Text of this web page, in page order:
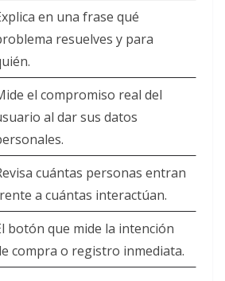
en una frase qué
resuelves y para
el compromiso real del
al dar sus datos
cuántas personas entran
a cuántas interactúan.
botón que mide la intención
compra o registro inmediata.